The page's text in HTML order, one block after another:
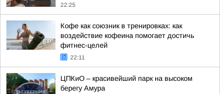
22:25
Кофе как союзник в тренировках: как
воздействие кофеина помогает достичь
фитнес-целей
22:11
ЦПКиО – красивейший парк на высоком
берегу Амура